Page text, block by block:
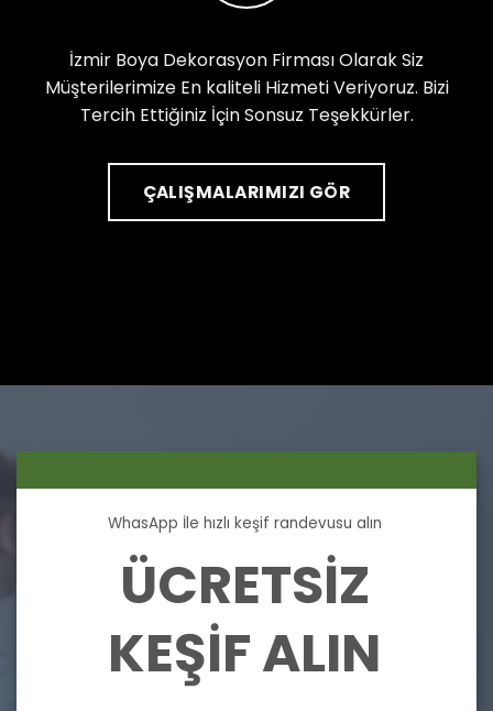
İzmir Boya Dekorasyon Firması Olarak Siz
Müşterilerimize En kaliteli Hizmeti Veriyoruz. Bizi
Tercih Ettiğiniz İçin Sonsuz Teşekkürler.
ÇALIŞMALARIMIZI GÖR
WhasApp İle hızlı keşif randevusu alın
ÜCRETSİZ
KEŞİF ALIN